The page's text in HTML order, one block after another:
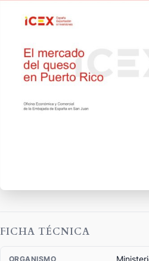
FICHA TÉCNICA
ORGANISMO